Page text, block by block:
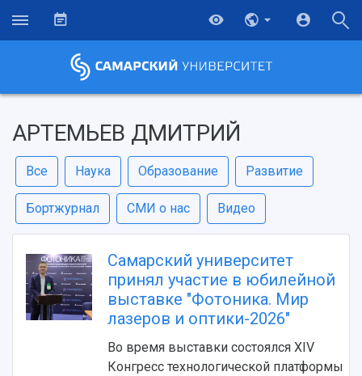
АРТЕМЬЕВ ДМИТРИЙ
Все Наука Образование Развитие
Бортжурнал СМИ о нас Видео
Самарский университет
принял участие в юбилейной
выставке "Фотоника. Мир
лазеров и оптики-2026"
Во время выставки состоялся XIV
Конгресс технологической платформы